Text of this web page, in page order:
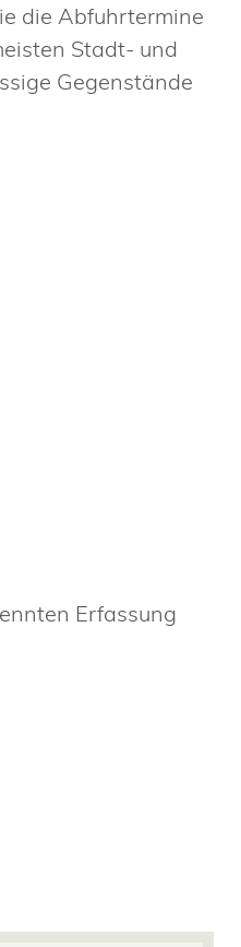
die Abfuhrtermine
Stadt- und
Gegenstände
Erfassung